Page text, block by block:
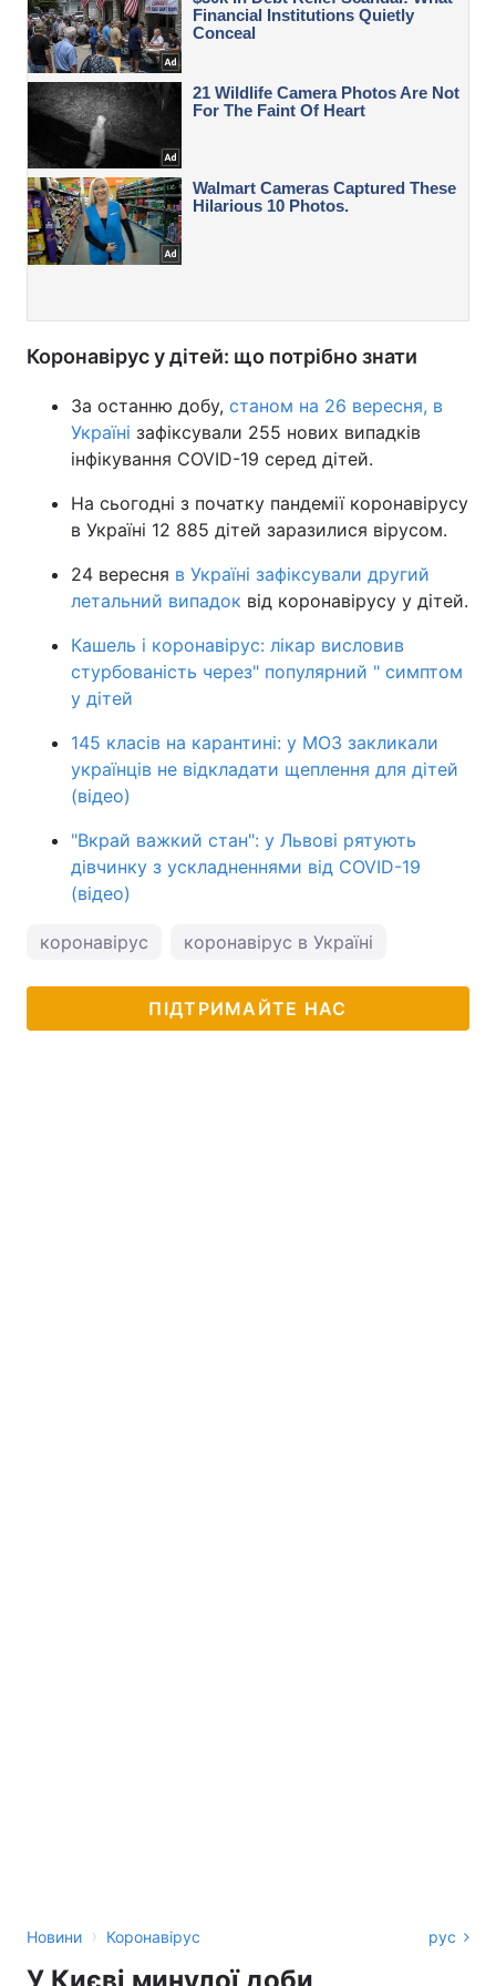
Коронавірус у дітей: що потрібно знати
За останню добу, станом на 26 вересня, в
Україні зафіксували 255 нових випадків
інфікування COVID-19 серед дітей.
На сьогодні з початку пандемії коронавірусу
в Україні 12 885 дітей заразилися вірусом.
24 вересня в Україні зафіксували другий
летальний випадок від коронавірусу у дітей.
Кашель і коронавірус: лікар висловив
стурбованість через" популярний " симптом
у дітей
145 класів на карантині: у МОЗ закликали
українців не відкладати щеплення для дітей
(відео)
"Вкрай важкий стан": у Львові рятують
дівчинку з ускладненнями від COVID-19
(відео)
коронавірус коронавірус в Україні
ПІДТРИМАЙТЕ НАС
Новини › Коронавірус рус
У Києві минулої доби